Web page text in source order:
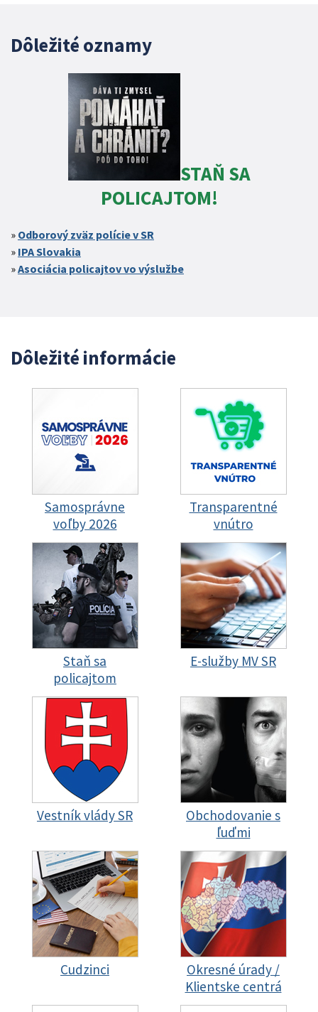
Dôležité oznamy
STAŇ SA
POLICAJTOM!
Odborový zväz polície v SR
IPA Slovakia
Asociácia policajtov vo výslužbe
Dôležité informácie
Samosprávne
voľby 2026
Transparentné
vnútro
Staň sa
policajtom
E-služby MV SR
Vestník vlády SR
Obchodovanie s
ľuďmi
Cudzinci
Okresné úrady /
Klientske centrá